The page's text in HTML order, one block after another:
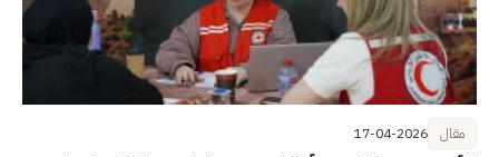
مقال 17-04-2026